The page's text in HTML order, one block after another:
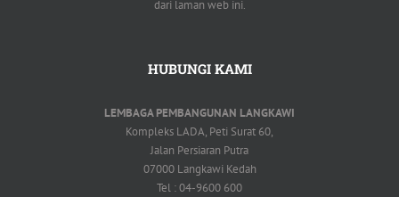
dari laman web ini.
HUBUNGI KAMI
LEMBAGA PEMBANGUNAN LANGKAWI
Kompleks LADA, Peti Surat 60,
Jalan Persiaran Putra
07000 Langkawi Kedah
Tel : 04-9600 600